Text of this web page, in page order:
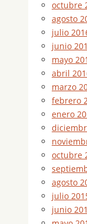
octubre
agosto
julio
junio
mayo
abril
marzo
febrero
enero
octubre
agosto
julio
junio